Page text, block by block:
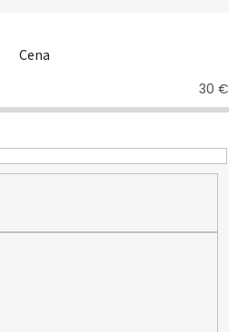
Cena
30 €